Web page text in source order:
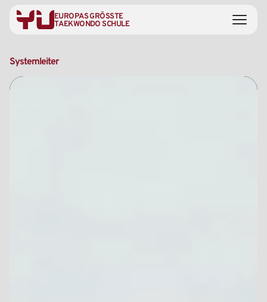
EUROPAS GRÖSSTE
TAEKWONDO SCHULE
Systemleiter